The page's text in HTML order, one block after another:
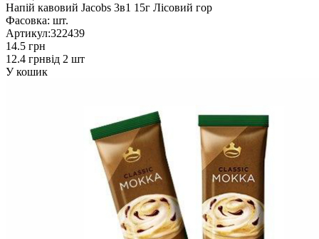
Напій кавовий Jacobs 3в1 15г Лісовий гор
Фасовка: шт.
Артикул:322439
14.5 грн
12.4 грнвід 2 шт
У кошик